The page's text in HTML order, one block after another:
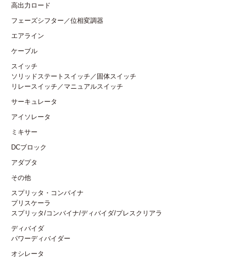
高出力ロード
フェーズシフター／位相変調器
エアライン
ケーブル
スイッチ
ソリッドステートスイッチ／固体スイッチ
リレースイッチ／マニュアルスイッチ
サーキュレータ
アイソレータ
ミキサー
DCブロック
アダプタ
その他
スプリッタ・コンバイナ
プリスケーラ
スプリッタ/コンバイナ/ディバイダ/プレスクリアラ
ディバイダ
パワーディバイダー
オシレータ